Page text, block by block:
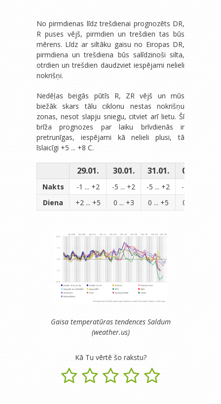
No pirmdienas līdz trešdienai prognozēts DR,
R puses vējš, pirmdien un trešdien tas būs
mērens. Līdz ar siltāku gaisu no Eiropas DR,
pirmdiena un trešdiena būs salīdzinoši silta,
otrdien un trešdien daudzviet iespējami nelieli
nokrišņi.
Nedēļas beigās pūtīs R, ZR vējš un mūs
biežāk skars tālu ciklonu nestas nokrišņu
zonas, nesot slapju sniegu, citviet arī lietu. Šī
brīža prognozes par laiku brīvdienās ir
pretrunīgas, iespējami kā nelieli plusi, tā
īslaicīgi +5 ... +8 C.
29.01. 30.01. 31.01. 01.02.
Nakts -1 ... +2 -5 ... +2 -5 ... +2 -2 ... +2
Diena
+2 ... +5 0 ... +3 0 ... +5 0 ... +4
Gaisa temperatūras tendences Saldum
(weather.us)
Kā Tu vērtē šo rakstu?